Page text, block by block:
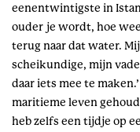
eenentwintigste in
ouder je wordt, hoe
terug naar dat water.
scheikundige, mijn
daar iets mee te
maritieme leven
heb zelfs een tijdje op